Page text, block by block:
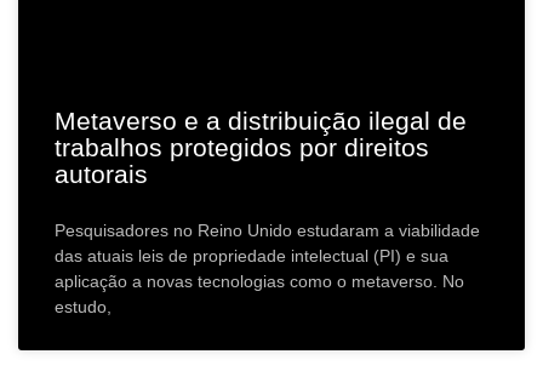
Metaverso e a distribuição ilegal de
trabalhos protegidos por direitos
autorais
Pesquisadores no Reino Unido estudaram a viabilidade
das atuais leis de propriedade intelectual (PI) e sua
aplicação a novas tecnologias como o metaverso. No
estudo,